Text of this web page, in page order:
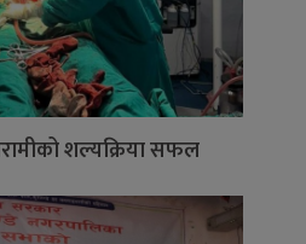
शल्यक्रिया सफल